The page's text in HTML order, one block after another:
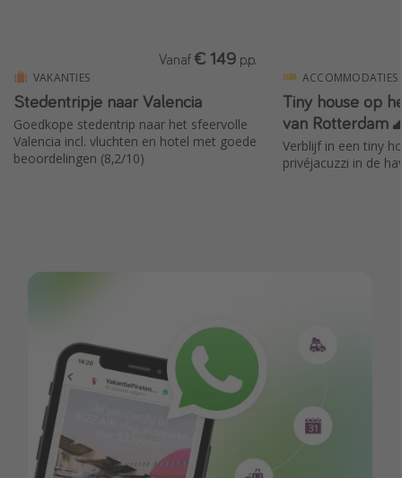
25 beste pretparken
Beste keukens ter wereld
Center Parcs
Disneyland Parijs
VAKANTIES
Stedentripje naar Valencia
Goedkope stedentrip naar het sfeervolle
Valencia incl. vluchten en hotel met goede
beoordelingen (8,2/10)
Vanaf € 149 p.p.
ACCOMMODATIES
Tiny house op
van Rotterdam
Verblijf in een tiny
privéjacuzzi in de